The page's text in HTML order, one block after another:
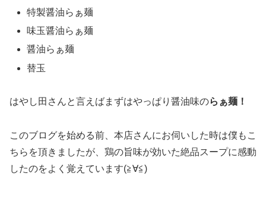
特製醤油らぁ麺
味玉醤油らぁ麺
醤油らぁ麺
替玉
はやし田さんと言えばまずはやっぱり醤油味のらぁ麺！
このブログを始める前、本店さんにお伺いした時は僕もこ
ちらを頂きましたが、鶏の旨味が効いた絶品スープに感動
したのをよく覚えています(≧∀≦)